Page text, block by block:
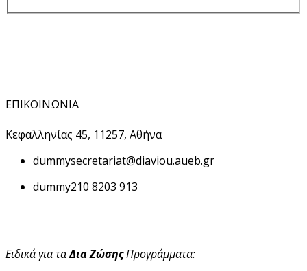
ΕΠΙΚΟΙΝΩΝΙΑ
Κεφαλληνίας 45, 11257, Αθήνα
dummysecretariat@diaviou.aueb.gr
dummy210 8203 913
Ειδικά για ταΔια ΖώσηςΠρογράμματα: